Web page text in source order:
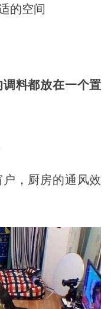
的空间
料都放在一个置
，厨房的通风效